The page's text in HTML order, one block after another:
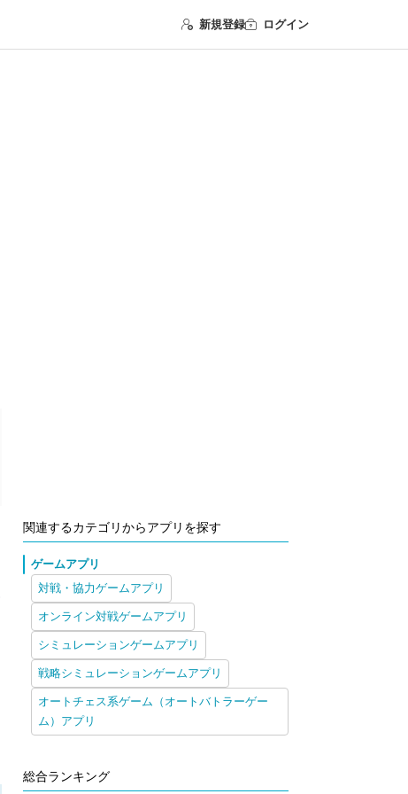
新規登録 ログイン
関連するカテゴリからアプリを探す
ゲームアプリ
対戦・協力ゲームアプリ
オンライン対戦ゲームアプリ
シミュレーションゲームアプリ
戦略シミュレーションゲームアプリ
オートチェス系ゲーム（オートバトラーゲー
ム）アプリ
総合ランキング